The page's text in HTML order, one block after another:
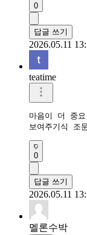
0
답글 쓰기
2026.05.11
teatime
마음이 더 중요
보여주기식 조
0
답글 쓰기
2026.05.11
멜론수박